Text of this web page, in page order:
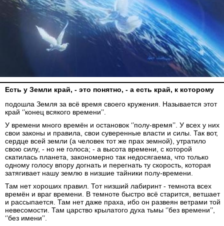
Есть у Земли край, - это понятно, - а есть край, к которому
подошла Земля за всё время своего кружения. Называется этот
край ‘’конец всякого времени’’.
У времени много времён и остановок ‘’полу-время’’. У всех у них
свои законы и правила, свои суверенные власти и силы. Так вот,
сердце всей земли (а человек тот же прах земной), утратило
свою силу, - но не голоса; - а высота времени, с которой
скатилась планета, закономерно так недосягаема, что только
одному голосу впору догнать и перегнать ту скорость, которая
затягивает нашу землю в низшие тайники полу-времени.
Там нет хороших правил. Тот низший лабиринт - темнота всех
времён и враг времени. В темноте быстро всё старится, ветшает
и рассыпается. Там нет даже праха, ибо он развеян ветрами той
невесомости. Там царство крылатого духа тьмы ‘’без времени’’,
‘’без имени’’.